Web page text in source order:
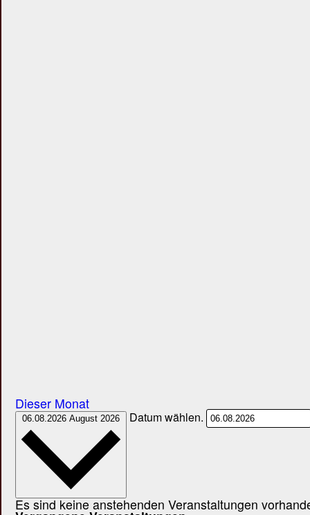
Dieser Monat
06.08.2026 August 2026 Datum wählen.
Es sind keine anstehenden Veranstaltungen